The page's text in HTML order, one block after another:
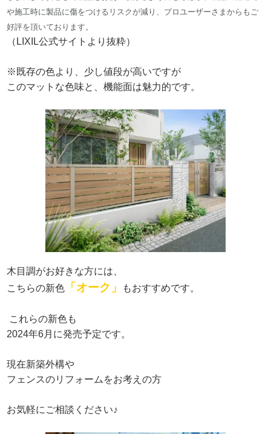
や施工時に製品に傷をつけるリスクが減り、プロユーザーさまからもご
好評を頂いております。
（LIXIL公式サイトより抜粋）
※既存の色より、少し値段が高いですが
このマットな色味と、機能面は魅力的です。
木目調がお好きな方には、
こちらの新色
「オーク」 もおすすめです。
これらの新色も
2024年6月に発売予定です。
現在新築外構や
フェンスのリフォームをお考えの方
お気軽にご相談ください♪